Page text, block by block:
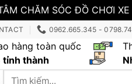
CHĂM SÓC ĐỒ CHƠI
0962.665.345 -
hàng toàn quốc
tỉnh thành
Tìm